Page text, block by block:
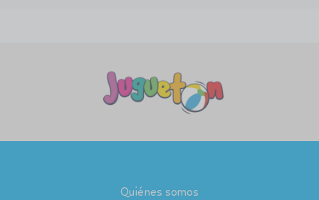
Quiénes somos